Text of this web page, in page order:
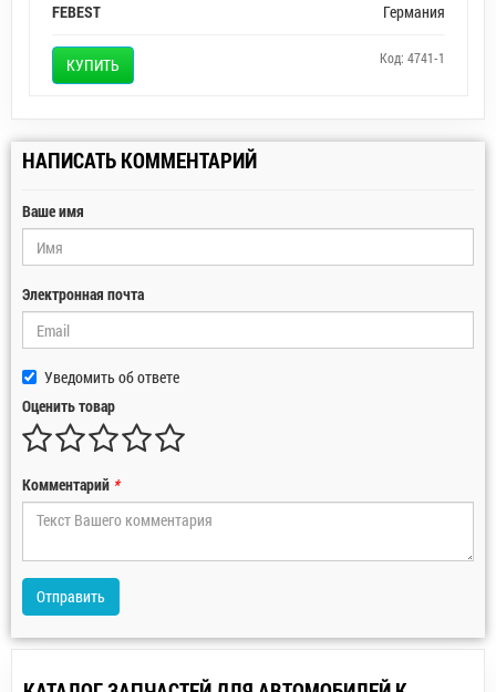
FEBEST
Германия
КУПИТЬ Код: 4741-1
НАПИСАТЬ КОММЕНТАРИЙ
Ваше имя
Электронная почта
Уведомить об ответе
Оценить товар
Комментарий *
Отправить